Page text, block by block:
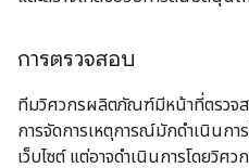
การตรวจสอบ
ทีมวิศวกรผลิตภัณฑ์มีหน้าที่ตรวจ
การจัดการเหตุการณ์มักดำเนินกา
เว็บไซต์ แต่อาจดำเนินการโดยวิ